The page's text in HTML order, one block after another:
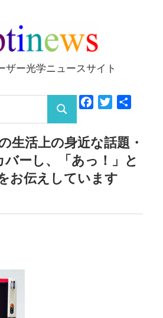
ザー光学ニュースサイト
検
索
FacebookTwitter
生活上の身近な話題・
バーし、「あっ！」と
お伝えしています